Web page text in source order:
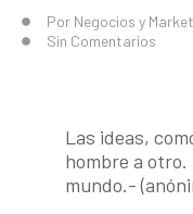
Por Negocios y
Sin Comentarios
Las ideas,
hombre a otro.
mundo.-